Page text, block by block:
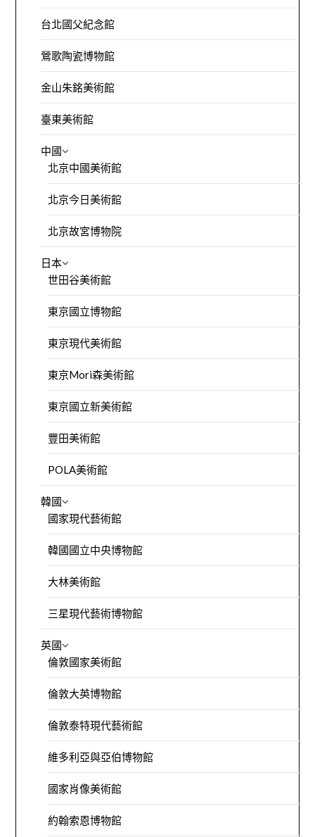
台北國父紀念館
鶯歌陶瓷博物館
金山朱銘美術館
臺東美術館
中國
北京中國美術館
北京今日美術館
北京故宮博物院
日本
世田谷美術館
東京國立博物館
東京現代美術館
東京Mori森美術館
東京國立新美術館
豐田美術館
POLA美術館
韓國
國家現代藝術館
韓國國立中央博物館
大林美術館
三星現代藝術博物館
英國
倫敦國家美術館
倫敦大英博物館
倫敦泰特現代藝術館
維多利亞與亞伯博物館
國家肖像美術館
約翰索恩博物館